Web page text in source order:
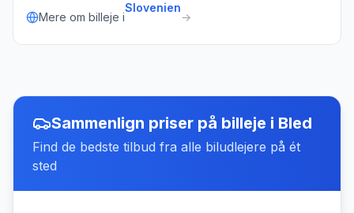
Mere om billeje i
Slovenien
→
Sammenlign priser på billeje i Bled
Find de bedste tilbud fra alle biludlejere på ét
sted